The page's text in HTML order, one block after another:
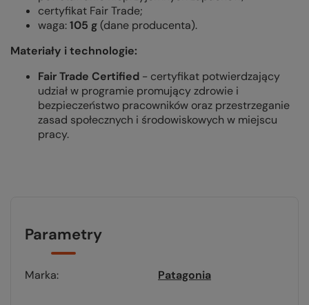
certyfikat Fair Trade;
waga:105 g(dane producenta).
Materiały i technologie:
Fair Trade Certified - certyfikat potwierdzający
udział w programie promujący zdrowie i
bezpieczeństwo pracowników oraz przestrzeganie
zasad społecznych i środowiskowych w miejscu
pracy.
Parametry
Marka Patagonia